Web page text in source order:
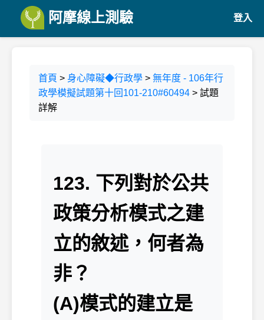
阿摩線上測驗 登入
首頁 > 身心障礙◆行政學 > 無年度 - 106年行
政學模擬試題第十回101-210#60494 > 試題
詳解
123. 下列對於公共
政策分析模式之建
立的敘述，何者為
非？
(A)模式的建立是